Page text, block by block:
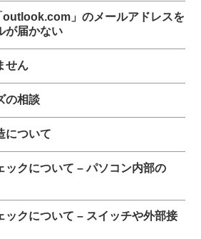
outlook.com」のメールアドレスを
が届かない
せん
の相談
について
ックについて – パソコン内部の
ックについて – スイッチや外部接